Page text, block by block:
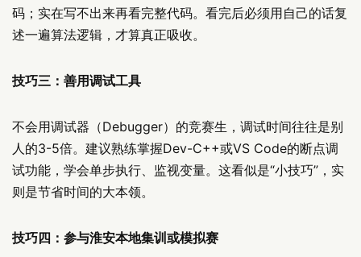
码；实在写不出来再看完整代码。看完后必须用自己的话复
述一遍算法逻辑，才算真正吸收。
技巧三：善用调试工具
不会用调试器（Debugger）的竞赛生，调试时间往往是别
人的3-5倍。建议熟练掌握Dev-C++或VS Code的断点调
试功能，学会单步执行、监视变量。这看似是“小技巧”，实
则是节省时间的大本领。
技巧四：参与淮安本地集训或模拟赛